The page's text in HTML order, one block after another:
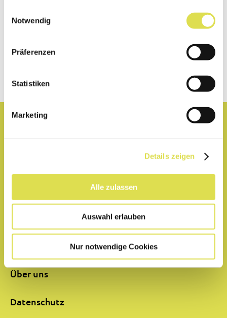
Notwendig
Präferenzen
Statistiken
Marketing
Details zeigen
Alle zulassen
Auswahl erlauben
Nur notwendige Cookies
Über uns
Datenschutz